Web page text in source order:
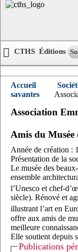
CTHS Éditions
Accueil
savantes
Association
Amis du Musée
Année de création :
Présentation de la
Le musée des
ensemble
l’Unesco et chef-
siècle). Rénové et
illustrant l’art en
offre aux amis de
meilleure
Elle soutient depuis
Publications